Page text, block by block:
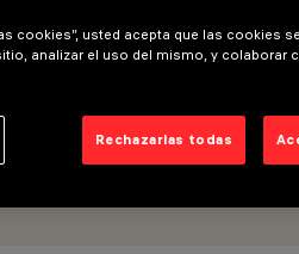
cookies”, usted acepta que las cookies
analizar el uso del mismo, y colaborar
Rechazarlas todas